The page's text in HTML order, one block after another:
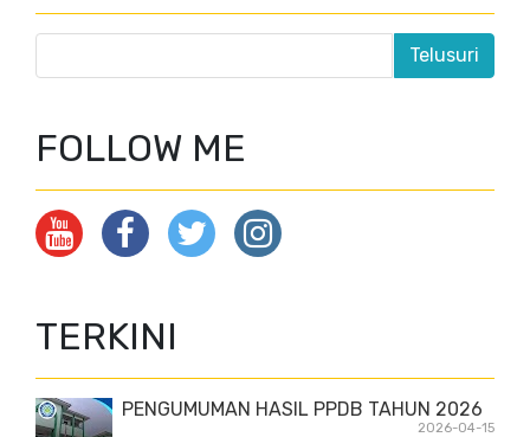
FOLLOW ME
TERKINI
PENGUMUMAN HASIL PPDB TAHUN 2026
2026-04-15